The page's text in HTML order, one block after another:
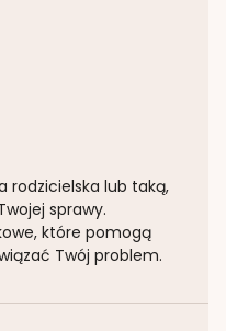
rodzicielska lub taką,
sprawy.
które pomogą
Twój problem.